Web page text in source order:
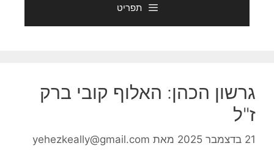
תפריט
גרשון הכהן: האלוף קובי ברק
ז"ל
21 בדצמבר 2025 מאת yehezkeally@gmail.com